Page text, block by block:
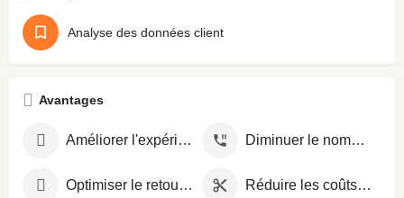
Analyse des données client
Avantages
Améliorer l'expérience client Diminuer le nombre de contacts
Optimiser le retour sur investissement Réduire les coûts opérationnels